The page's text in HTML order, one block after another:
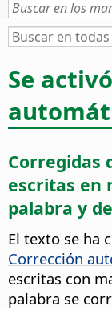
Se
Corregidas
escritas en
palabra y
El texto se ha
Corrección
escritas con
palabra se